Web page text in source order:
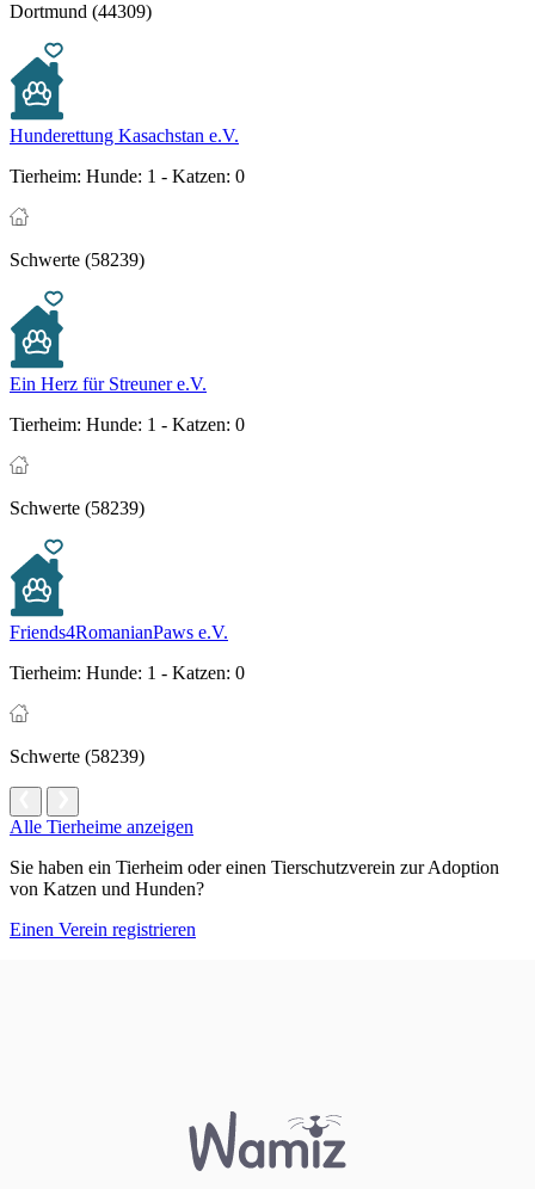
Dortmund (44309)
Hunderettung Kasachstan e.V.
Tierheim: Hunde: 1 - Katzen: 0
Schwerte (58239)
Ein Herz für Streuner e.V.
Tierheim: Hunde: 1 - Katzen: 0
Schwerte (58239)
Friends4RomanianPaws e.V.
Tierheim: Hunde: 1 - Katzen: 0
Schwerte (58239)
Alle Tierheime anzeigen
Sie haben ein Tierheim oder einen Tierschutzverein zur Adoption
von Katzen und Hunden?
Einen Verein registrieren